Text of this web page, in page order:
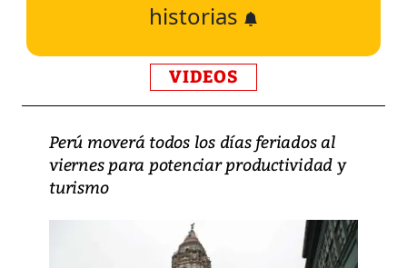
historias
VIDEOS
Perú moverá todos los días feriados al
viernes para potenciar productividad y
turismo